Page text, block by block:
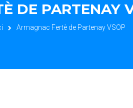
DE PARTENAY
Armagnac Fertè de Partenay VSOP